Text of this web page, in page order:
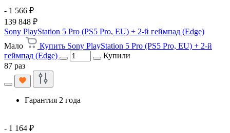
- 1 566 ₽
139 848 ₽
Sony PlayStation 5 Pro (PS5 Pro, EU) + 2-й геймпад (Edge)
Мало
Купить Sony PlayStation 5 Pro (PS5 Pro, EU) + 2-й
геймпад (Edge)
Купили
87 раз
Гарантия 2 года
- 1 164 ₽